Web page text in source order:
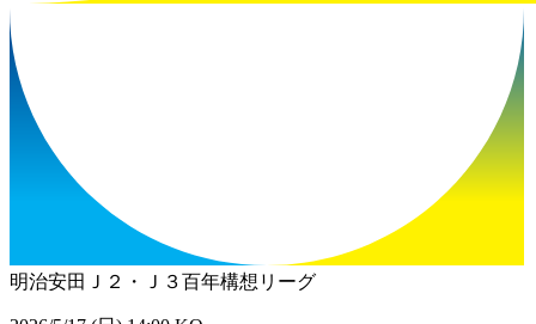
明治安田Ｊ２・Ｊ３百年構想リーグ